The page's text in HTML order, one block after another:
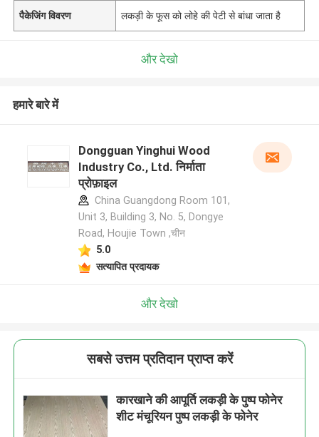
पैकेजिंग विवरण लकड़ी के फूस को लोहे की पेटी से बांधा जाता है
और देखो
हमारे बारे में
Dongguan Yinghui Wood
Industry Co., Ltd. निर्माता
प्रोफ़ाइल
China Guangdong Room 101,
Unit 3, Building 3, No. 5, Dongye
Road, Houjie Town ,चीन
5.0
सत्यापित प्रदायक
और देखो
सबसे उत्तम प्रतिदान प्राप्त करें
कारखाने की आपूर्ति लकड़ी के पुष्प फोनेर
शीट मंचूरियन पुष्प लकड़ी के फोनेर